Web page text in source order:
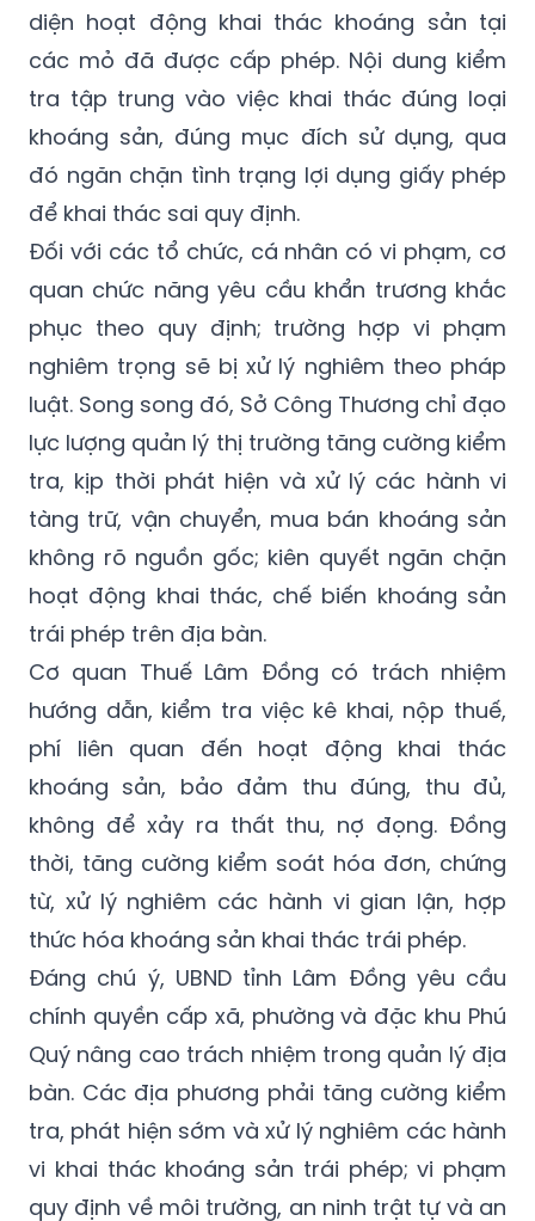
diện hoạt động khai thác khoáng sản tại
các mỏ đã được cấp phép. Nội dung kiểm
tra tập trung vào việc khai thác đúng loại
khoáng sản, đúng mục đích sử dụng, qua
đó ngăn chặn tình trạng lợi dụng giấy phép
để khai thác sai quy định.
Đối với các tổ chức, cá nhân có vi phạm, cơ
quan chức năng yêu cầu khẩn trương khắc
phục theo quy định; trường hợp vi phạm
nghiêm trọng sẽ bị xử lý nghiêm theo pháp
luật. Song song đó, Sở Công Thương chỉ đạo
lực lượng quản lý thị trường tăng cường kiểm
tra, kịp thời phát hiện và xử lý các hành vi
tàng trữ, vận chuyển, mua bán khoáng sản
không rõ nguồn gốc; kiên quyết ngăn chặn
hoạt động khai thác, chế biến khoáng sản
trái phép trên địa bàn.
Cơ quan Thuế Lâm Đồng có trách nhiệm
hướng dẫn, kiểm tra việc kê khai, nộp thuế,
phí liên quan đến hoạt động khai thác
khoáng sản, bảo đảm thu đúng, thu đủ,
không để xảy ra thất thu, nợ đọng. Đồng
thời, tăng cường kiểm soát hóa đơn, chứng
từ, xử lý nghiêm các hành vi gian lận, hợp
thức hóa khoáng sản khai thác trái phép.
Đáng chú ý, UBND tỉnh Lâm Đồng yêu cầu
chính quyền cấp xã, phường và đặc khu Phú
Quý nâng cao trách nhiệm trong quản lý địa
bàn. Các địa phương phải tăng cường kiểm
tra, phát hiện sớm và xử lý nghiêm các hành
vi khai thác khoáng sản trái phép; vi phạm
quy định về môi trường, an ninh trật tự và an